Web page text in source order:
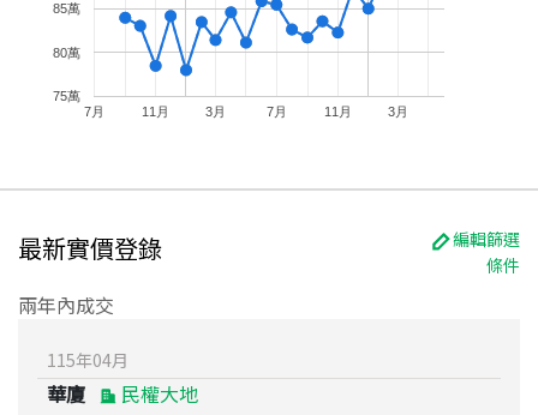
7月 11月 3月 7月 11月 3月
75萬
80萬
85萬
最新實價登錄
編輯篩選
條件
兩年內成交
115年04月
華廈
民權大地